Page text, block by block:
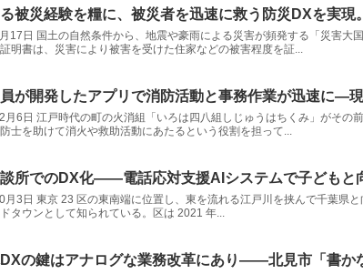
被災経験を糧に、被災者を迅速に救う防災DXを実
17日 国土の自然条件から、地震や豪雨による災害が頻発する「災害
明書は、災害により被害を受けた住家などの被害程度を証...
が開発したアプリで消防活動と事務作業が迅速に―
月6日 江戸時代の町の火消組「いろは四八組しじゅうはちくみ」がそ
士を助けて消火や救助活動にあたるという役割を担って...
談所でのDX化――電話応対支援AIシステムで子どもと
月3日 東京 23 区の東南端に位置し、東を流れる江戸川を挟んで千葉県
タウンとして知られている。区は 2021 年...
の鍵はアナログな業務改革にあり――北見市「書か